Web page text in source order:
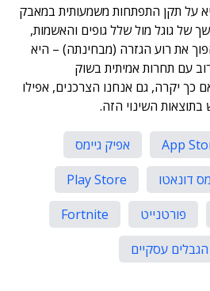
על תקן התפתחות משמעותית במאבק
של גוגל מול שלל גופים והאשמות,
את רוע הגזרה (מבחינתה) – היא
עם תחרות אמיתית בשוק
כך יקרה, גם אנחנו הצרכנים, אפילו
השינוי הזה.
App
אפיק גיימס
דונאטו
Play Store
פורטנייט
Fortnite
עסקיים